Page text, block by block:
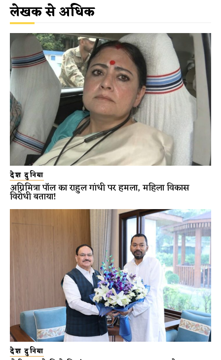
लेखक से अधिक
देश दुनिया
अग्निमित्रा पॉल का राहुल गांधी पर हमला, महिला विकास
विरोधी बताया!
देश दुनिया